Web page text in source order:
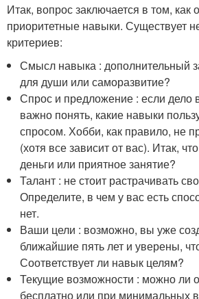
Итак, вопрос заключается в том, как
приоритетные навыки. Существует
критериев:
Смысл навыка : дополнительный
для души или саморазвитие?
Спрос и предложение : если дело
важно понять, какие навыки
спросом. Хобби, как правило, не
(хотя все зависит от вас). Итак,
деньги или приятное занятие?
Талант : не стоит растрачивать
Определите, в чем у вас есть
нет.
Ваши цели : возможно, вы уже
ближайшие пять лет и уверены,
Соответствует ли навык целям?
Текущие возможности : можно ли
бесплатно или при минимальных